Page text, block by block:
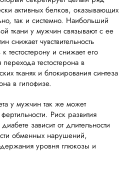
активных белков, оказывающих
так и системно. Наибольший
ткани у мужчин связывают с ее
снижает чувствительность
тестостерону и снижает его
тестостерона в
тканях и блокирования синтеза
в гипофизе.
у мужчин так же может
Риск развития
зависит от длительности
обменных нарушений,
уровня глюкозы и